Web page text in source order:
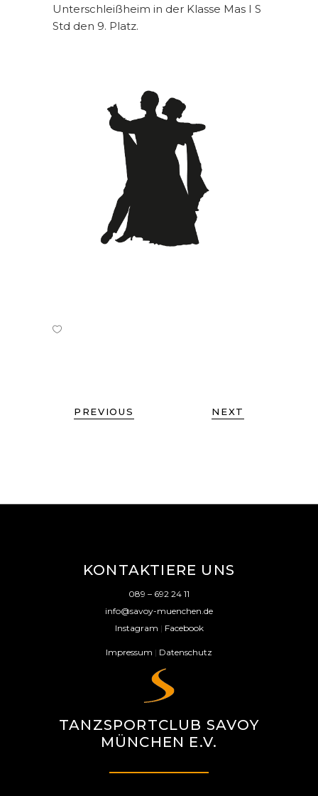
Unterschleißheim in der Klasse Mas I S
Std den 9. Platz.
PREVIOUS NEXT
KONTAKTIERE UNS
089 – 692 24 11
info@savoy-muenchen.de
Instagram | Facebook
Impressum | Datenschutz
TANZSPORTCLUB SAVOY
MÜNCHEN E.V.